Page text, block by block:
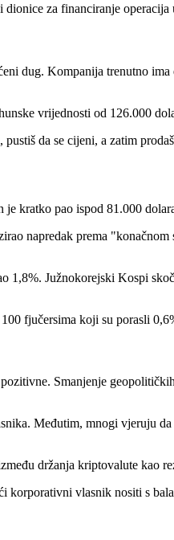
za financiranje operacija
dug. Kompanija trenutno
vrijednosti od 126.000
da se cijeni, a zatim
kratko pao ispod 81.000
napredak prema
Južnokorejski Kospi
fjučersima koji su porasli
Smanjenje
Međutim, mnogi vjeruju
držanja kriptovalute kao
vlasnik nositi s